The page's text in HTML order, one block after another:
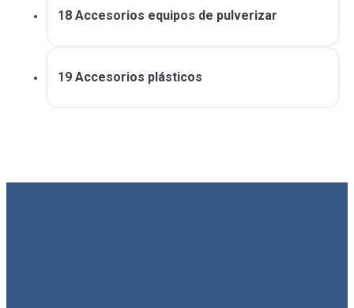
18 Accesorios equipos de pulverizar
19 Accesorios plásticos